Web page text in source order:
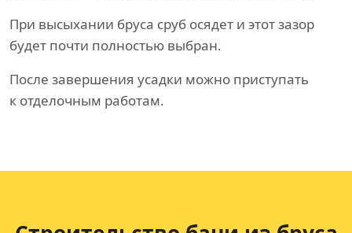
При высыхании бруса сруб осядет и этот зазор
будет почти полностью выбран.
После завершения усадки можно приступать
к отделочным работам.